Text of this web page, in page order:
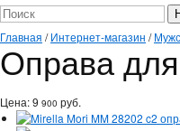
Главная /Интернет-магазин /
Оправа
Цена:9 900 руб.